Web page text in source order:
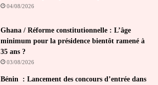
04/08/2026
Ghana / Réforme constitutionnelle : L’âge
minimum pour la présidence bientôt ramené à
35 ans ?
03/08/2026
Bénin : Lancement des concours d’entrée dans